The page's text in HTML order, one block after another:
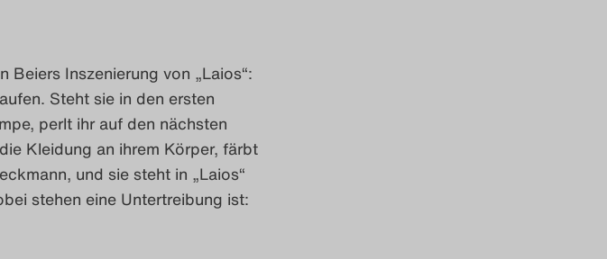
Inszenierung von „Laios“:
Steht sie in den ersten
perlt ihr auf den nächsten
Kleidung an ihrem Körper, färbt
und sie steht in „Laios“
stehen eine Untertreibung ist: